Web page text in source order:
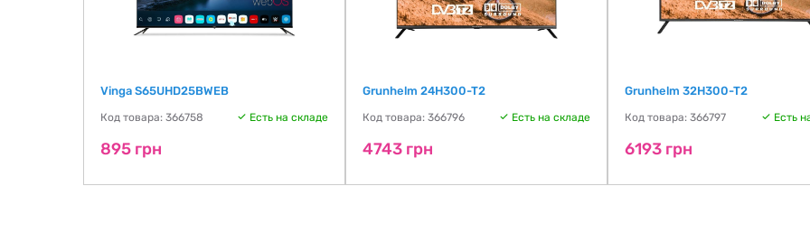
Vinga S65UHD25BWEB
Код товара: 366758 Есть на складе
895 грн
Grunhelm 24H300-T2
Код товара: 366796 Есть на складе
4743 грн
Grunhelm 32H300-T2
Код товара: 366797 Есть
6193 грн